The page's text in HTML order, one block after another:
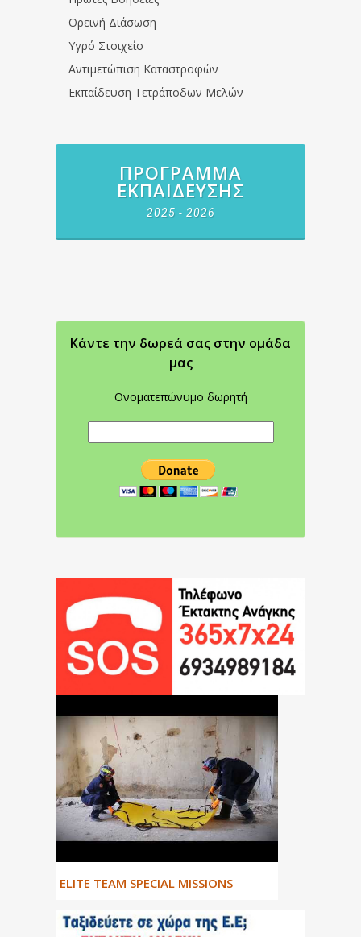
Ορεινή Διάσωση
Υγρό Στοιχείο
Αντιμετώπιση Καταστροφών
Εκπαίδευση Τετράποδων Μελών
ΠΡΌΓΡΑΜΜΑ
ΕΚΠΑΊΔΕΥΣΗΣ
2025 - 2026
Κάντε την δωρεά σας στην oμάδα
μας
Ονοματεπώνυμο δωρητή
ΕLITE TEAM SPECIAL MISSIONS